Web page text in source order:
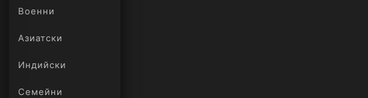
Военни
Азиатски
Индийски
Семейни